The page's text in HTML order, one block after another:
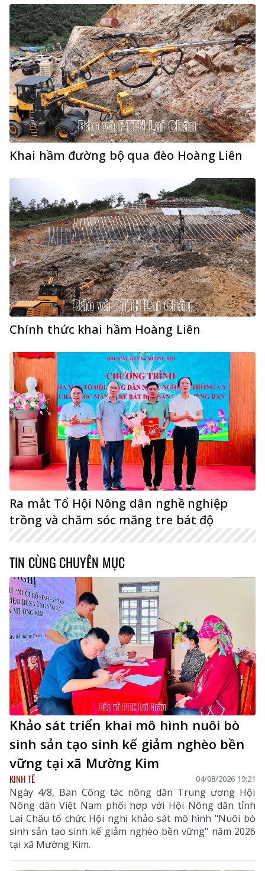
Khai hầm đường bộ qua đèo Hoàng Liên
Chính thức khai hầm Hoàng Liên
Ra mắt Tổ Hội Nông dân nghề nghiệp
trồng và chăm sóc măng tre bát độ
TIN CÙNG CHUYÊN MỤC
Khảo sát triển khai mô hình nuôi bò
sinh sản tạo sinh kế giảm nghèo bền
vững tại xã Mường Kim
KINH TẾ 04/08/2026 19:21
Ngày 4/8, Ban Công tác nông dân Trung ương Hội
Nông dân Việt Nam phối hợp với Hội Nông dân tỉnh
Lai Châu tổ chức Hội nghị khảo sát mô hình "Nuôi bò
sinh sản tạo sinh kế giảm nghèo bền vững" năm 2026
tại xã Mường Kim.